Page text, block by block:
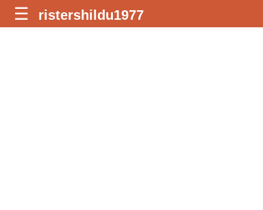
☰ ristershildu1977